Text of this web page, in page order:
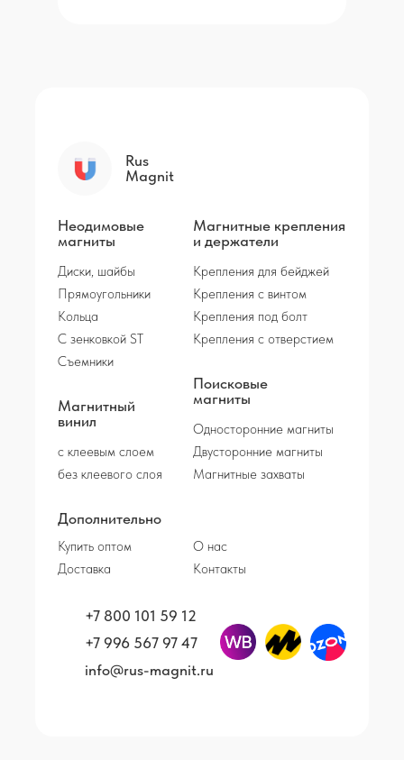
Rus
Magnit
Неодимовые
магниты
Диски, шайбы
Прямоугольники
Кольца
С зенковкой ST
Съемники
Магнитные крепления
и держатели
Крепления для бейджей
Крепления с винтом
Крепления под болт
Крепления с отверстием
Магнитный
винил
с клеевым слоем
без клеевого слоя
Поисковые
магниты
Односторонние магниты
Двусторонние магниты
Магнитные захваты
Дополнительно
Купить оптом
Доставка
О нас
Контакты
+7 800 101 59 12
info@rus-magnit.ru
+7 996 567 97 47